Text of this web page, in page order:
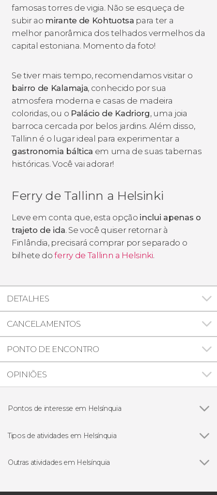
famosas torres de vigia. Não se esqueça de
subir ao mirante de Kohtuotsa para ter a
melhor panorâmica dos telhados vermelhos da
capital estoniana. Momento da foto!
Se tiver mais tempo, recomendamos visitar o
bairro de Kalamaja, conhecido por sua
atmosfera moderna e casas de madeira
coloridas, ou o Palácio de Kadriorg, uma joia
barroca cercada por belos jardins. Além disso,
Tallinn é o lugar ideal para experimentar a
gastronomia báltica em uma de suas tabernas
históricas. Você vai adorar!
Ferry de Tallinn a Helsinki
Leve em conta que, esta opção inclui apenas o
trajeto de ida. Se você quiser retornar à
Finlândia, precisará comprar por separado o
bilhete doferry de Tallinn a Helsinki.
DETALHES
CANCELAMENTOS
PONTO DE ENCONTRO
OPINIÕES
Pontos de interesse em Helsínquia
Tipos de atividades em Helsínquia
Excursões de um dia
Outras atividades em Helsínquia
Ônibus turístico de Helsinki